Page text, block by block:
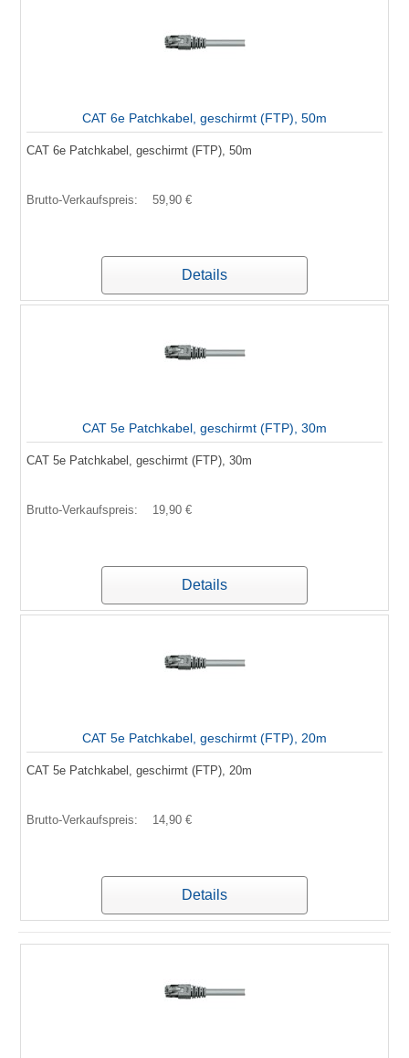
CAT 6e Patchkabel, geschirmt (FTP), 50m
CAT 6e Patchkabel, geschirmt (FTP), 50m
Brutto-Verkaufspreis: 59,90 €
Details
CAT 5e Patchkabel, geschirmt (FTP), 30m
CAT 5e Patchkabel, geschirmt (FTP), 30m
Brutto-Verkaufspreis: 19,90 €
Details
CAT 5e Patchkabel, geschirmt (FTP), 20m
CAT 5e Patchkabel, geschirmt (FTP), 20m
Brutto-Verkaufspreis: 14,90 €
Details